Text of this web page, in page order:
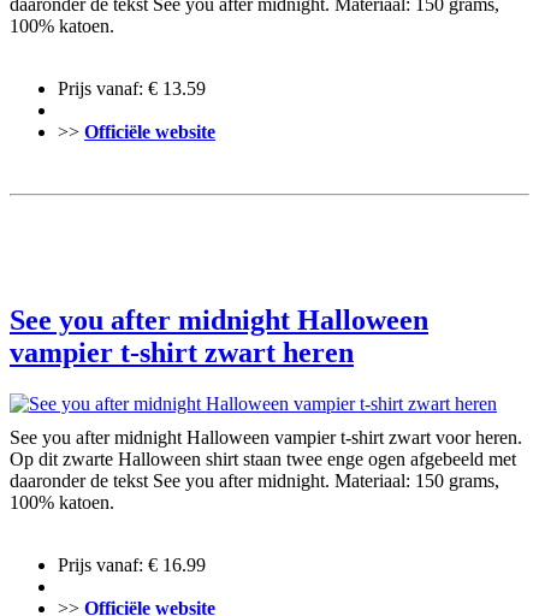
daaronder de tekst See you after midnight. Materiaal: 150 grams,
100% katoen.
Prijs vanaf: € 13.59
>> Officiële website
See you after midnight Halloween
vampier t-shirt zwart heren
See you after midnight Halloween vampier t-shirt zwart voor heren.
Op dit zwarte Halloween shirt staan twee enge ogen afgebeeld met
daaronder de tekst See you after midnight. Materiaal: 150 grams,
100% katoen.
Prijs vanaf: € 16.99
>> Officiële website